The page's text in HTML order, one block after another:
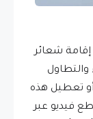
شعائر
والتطاول
أو تعطيل هذه
فيديو عبر